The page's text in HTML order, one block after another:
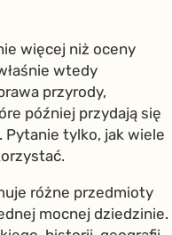
więcej niż oceny
wtedy
przyrody,
później przydają się
tylko, jak wiele
różne przedmioty
mocnej dziedzinie.